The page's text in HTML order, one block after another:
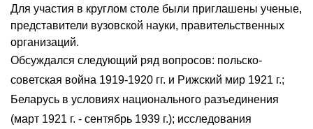
Для участия в круглом столе были приглашены ученые,
представители вузовской науки, правительственных
организаций.
Обсуждался следующий ряд вопросов: польско-
советская война 1919-1920 гг. и Рижский мир 1921 г.;
Беларусь в условиях национального разъединения
(март 1921 г. - сентябрь 1939 г.); исследования